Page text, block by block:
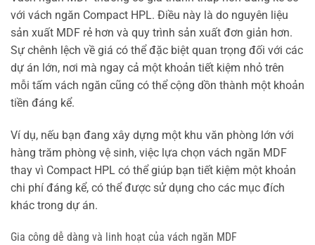
với vách ngăn Compact HPL. Điều này là do nguyên liệu
sản xuất MDF rẻ hơn và quy trình sản xuất đơn giản hơn.
Sự chênh lệch về giá có thể đặc biệt quan trọng đối với các
dự án lớn, nơi mà ngay cả một khoản tiết kiệm nhỏ trên
mỗi tấm vách ngăn cũng có thể cộng dồn thành một khoản
tiền đáng kể.
Ví dụ, nếu bạn đang xây dựng một khu văn phòng lớn với
hàng trăm phòng vệ sinh, việc lựa chọn vách ngăn MDF
thay vì Compact HPL có thể giúp bạn tiết kiệm một khoản
chi phí đáng kể, có thể được sử dụng cho các mục đích
khác trong dự án.
Gia công dễ dàng và linh hoạt của vách ngăn MDF